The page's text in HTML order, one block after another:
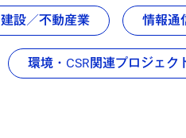
建設／不動産業 情報通
環境・CSR関連プロジェク